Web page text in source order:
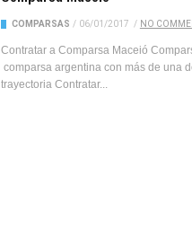
COMPARSAS / 06/01/2017 / NO
Contratar a Comparsa Maceió
comparsa argentina con más de una
trayectoria Contratar...